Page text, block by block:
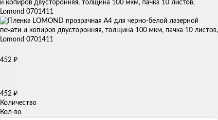
и копиров двусторонняя, толщина 100 мкм, пачка 10 листов,
Lomond 0701411
452 ₽
452 ₽
Количество
Кол-во